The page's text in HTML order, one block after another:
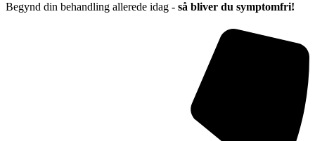
Begynd din behandling allerede idag - så bliver du symptomfri!